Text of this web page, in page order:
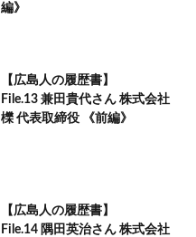
編》
【広島人の履歴書】
File.13 兼田貴代さん 株式会社
櫟 代表取締役 《前編》
【広島人の履歴書】
File.14 隅田英治さん 株式会社